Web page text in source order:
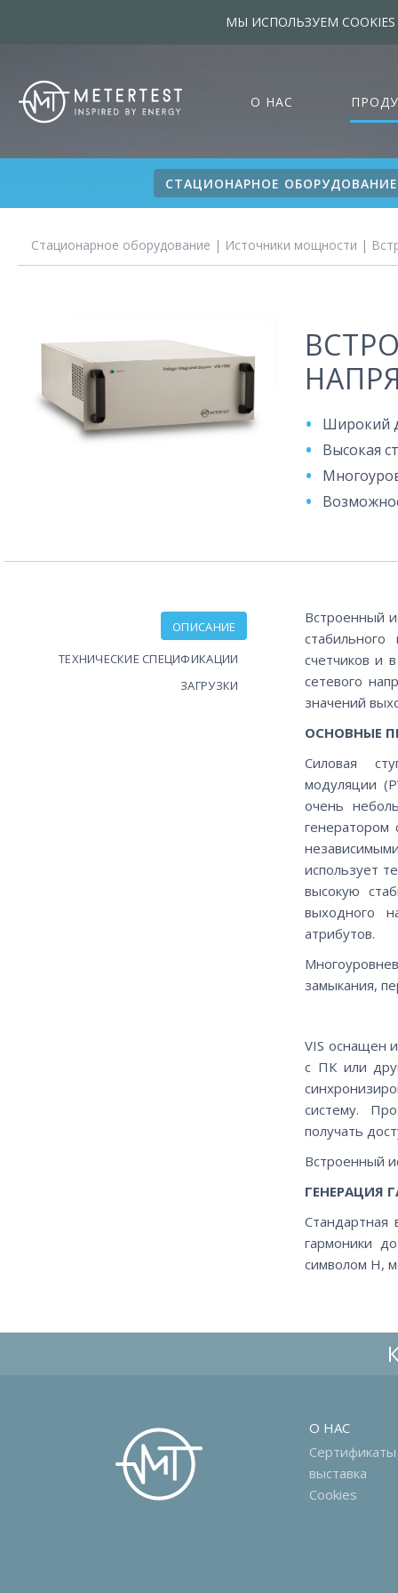
МЫ ИСПОЛЬЗУЕМ
О НАС
СТАЦИОНАРНОЕ ОБОРУДОВАНИЕ
Стационарное оборудование | Источники мощности |
Широкий
Высокая
ОПИСАНИЕ
ТЕХНИЧЕСКИЕ СПЕЦИФИКАЦИИ
ЗАГРУЗКИ
Встроенный
счетчиков и
сетевого
значений
ОСНОВНЫЕ
Силовая
модуляции
очень
генератором
использует
высокую
выходного
атрибутов.
замыкания,
VIS оснащен
с ПК или
систему.
получать
Встроенный
ГЕНЕРАЦИЯ
Стандартная
гармоники
символом H,
О НАС
Сертификаты
выставка
Cookies